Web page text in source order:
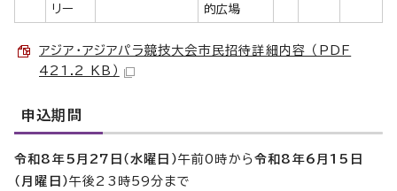
リー
的広場
アジア・アジアパラ競技大会市民招待詳細内容 （PDF
421.2 KB）
申込期間
令和8年5月27日（水曜日）午前0時から令和8年6月15日
（月曜日）午後23時59分まで